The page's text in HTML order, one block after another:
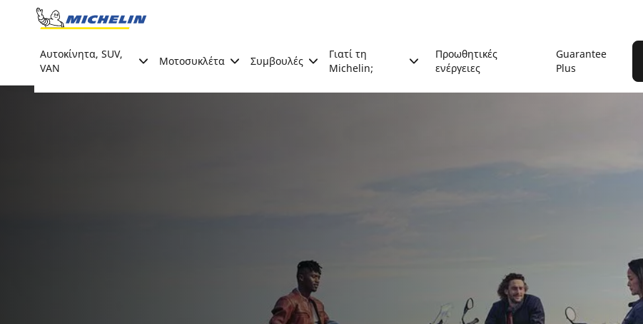
Go to page content
Αυτοκίνητα, SUV,
VAN
Μοτοσυκλέτα Συμβουλές
Γιατί τη
Michelin;
Προωθητικές
ενέργειες
Guarantee
Plus